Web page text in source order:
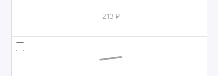
213 ₽